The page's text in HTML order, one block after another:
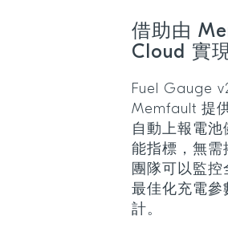
借助由
Cloud 實
Fuel Gauge
Memfault 提
自動上報電
能指標，無需
團隊可以監控
最佳化充電參
計。